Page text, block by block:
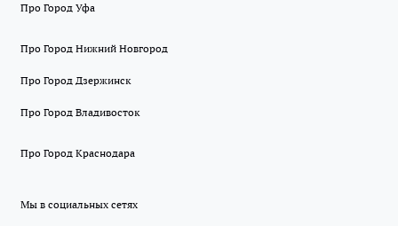
Про Город Уфа
Про Город Нижний Новгород
Про Город Дзержинск
Про Город Владивосток
Про Город Краснодара
Мы в социальных сетях